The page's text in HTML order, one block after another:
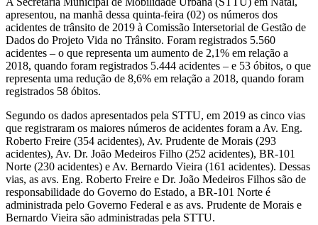
apresentou, na manhã dessa quinta-feira (02) os números dos
acidentes de trânsito de 2019 à Comissão Intersetorial de Gestão de
Dados do Projeto Vida no Trânsito. Foram registrados 5.560
acidentes – o que representa um aumento de 2,1% em relação a
2018, quando foram registrados 5.444 acidentes – e 53 óbitos, o que
representa uma redução de 8,6% em relação a 2018, quando foram
registrados 58 óbitos.
Segundo os dados apresentados pela STTU, em 2019 as cinco vias
que registraram os maiores números de acidentes foram a Av. Eng.
Roberto Freire (354 acidentes), Av. Prudente de Morais (293
acidentes), Av. Dr. João Medeiros Filho (252 acidentes), BR-101
Norte (230 acidentes) e Av. Bernardo Vieira (161 acidentes). Dessas
vias, as avs. Eng. Roberto Freire e Dr. João Medeiros Filhos são de
responsabilidade do Governo do Estado, a BR-101 Norte é
administrada pelo Governo Federal e as avs. Prudente de Morais e
Bernardo Vieira são administradas pela STTU.